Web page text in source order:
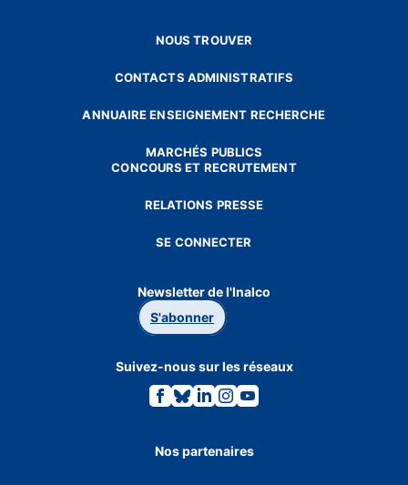
NOUS TROUVER
CONTACTS ADMINISTRATIFS
ANNUAIRE ENSEIGNEMENT RECHERCHE
MARCHÉS PUBLICS
CONCOURS ET RECRUTEMENT
RELATIONS PRESSE
SE CONNECTER
Newsletter de l'Inalco
S'abonner
Suivez-nous sur les réseaux
Lien
vers
Facebook.
Lien
vers
Bluesky.
Lien
vers
Linkedin.
Lien
vers
Instagram.
Lien
vers
Youtube.
Nos partenaires